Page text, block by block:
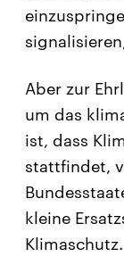
Aber zur
um das
ist, dass
stattfindet,
kleine
Klimaschutz.